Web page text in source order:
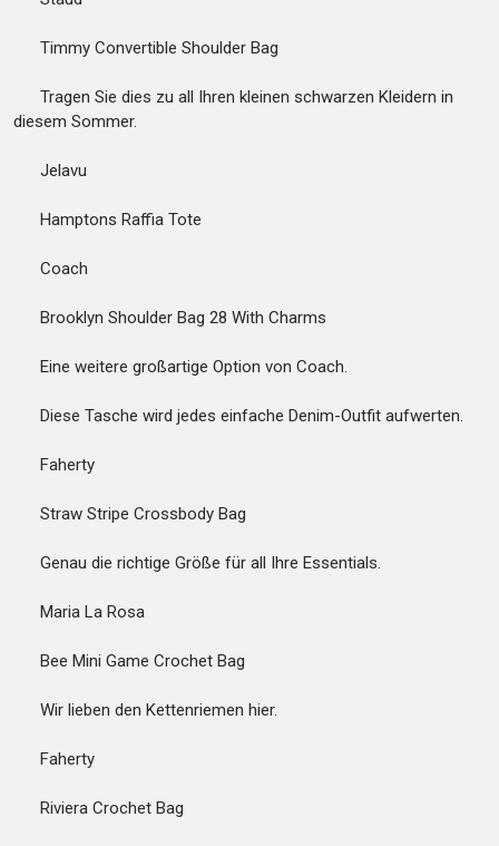
Timmy Convertible Shoulder Bag
Tragen Sie dies zu all Ihren kleinen schwarzen Kleidern in
diesem Sommer.
Jelavu
Hamptons Raffia Tote
Coach
Brooklyn Shoulder Bag 28 With Charms
Eine weitere großartige Option von Coach.
Diese Tasche wird jedes einfache Denim-Outfit aufwerten.
Faherty
Straw Stripe Crossbody Bag
Genau die richtige Größe für all Ihre Essentials.
Maria La Rosa
Bee Mini Game Crochet Bag
Wir lieben den Kettenriemen hier.
Faherty
Riviera Crochet Bag